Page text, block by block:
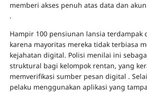
memberi akses penuh atas data dan
.
Hampir 100 pensiunan lansia terdampak
karena mayoritas mereka tidak terbiasa
kejahatan digital. Polisi menilai ini
struktural bagi kelompok rentan, yang
memverifikasi sumber pesan digital .
pelaku menggunakan aplikasi yang